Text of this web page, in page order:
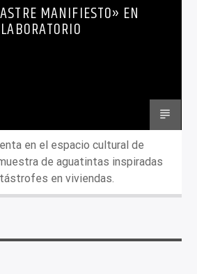
MANIFIESTO» EN
LABORATORIO
en el espacio cultural de
de aguatintas inspiradas
en viviendas.